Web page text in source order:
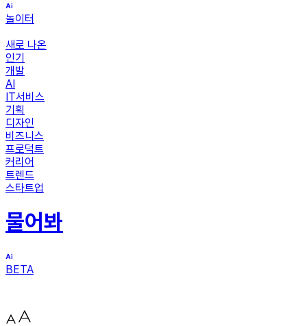
놀이터
새로 나온
인기
개발
AI
IT서비스
기획
디자인
비즈니스
프로덕트
커리어
트렌드
스타트업
물어봐
BETA